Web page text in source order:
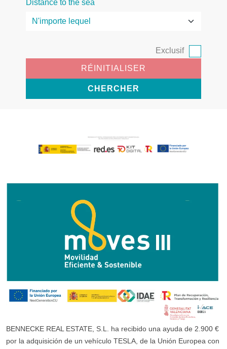
Distance to the sea
Exclusif
RÉINITIALISER
CHERCHER
BENNECKE REAL ESTATE, S.L. ha recibido una ayuda de 2.900 €
por la adquisición de un vehículo TESLA, de la Unión Europea con